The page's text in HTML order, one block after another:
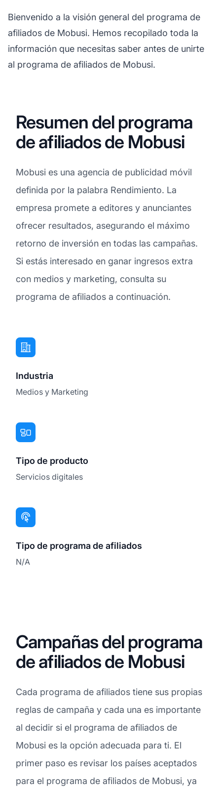
Bienvenido a la visión general del programa de
afiliados de Mobusi. Hemos recopilado toda la
información que necesitas saber antes de unirte
al programa de afiliados de Mobusi.
Resumen del programa
de afiliados de Mobusi
Mobusi es una agencia de publicidad móvil
definida por la palabra Rendimiento. La
empresa promete a editores y anunciantes
ofrecer resultados, asegurando el máximo
retorno de inversión en todas las campañas.
Si estás interesado en ganar ingresos extra
con medios y marketing, consulta su
programa de afiliados a continuación.
Industria
Medios y Marketing
Tipo de producto
Servicios digitales
Tipo de programa de afiliados
N/A
Campañas del programa
de afiliados de Mobusi
Cada programa de afiliados tiene sus propias
reglas de campaña y cada una es importante
al decidir si el programa de afiliados de
Mobusi es la opción adecuada para ti. El
primer paso es revisar los países aceptados
para el programa de afiliados de Mobusi, ya